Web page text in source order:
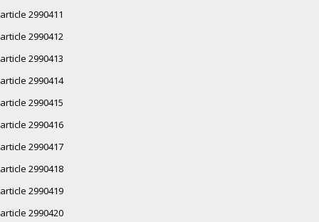
article 2990411
article 2990412
article 2990413
article 2990414
article 2990415
article 2990416
article 2990417
article 2990418
article 2990419
article 2990420